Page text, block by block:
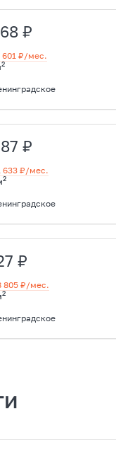
₽
601 ₽/мес.
2
₽
633 ₽/мес.
2
₽
805 ₽/мес.
2